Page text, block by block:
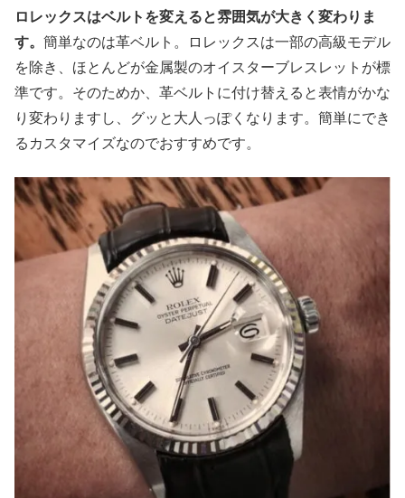
ロレックスはベルトを変えると雰囲気が大きく変わりま
す。 簡単なのは革ベルト。ロレックスは一部の高級モデル
を除き、ほとんどが金属製のオイスターブレスレットが標
準です。そのためか、革ベルトに付け替えると表情がかな
り変わりますし、グッと大人っぽくなります。簡単にでき
るカスタマイズなのでおすすめです。